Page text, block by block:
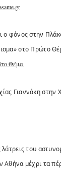
ο φόνος στην
στο Πρώτο
Θέμα
Γιαννάκη στην
του
Αθήνα μέχρι τα